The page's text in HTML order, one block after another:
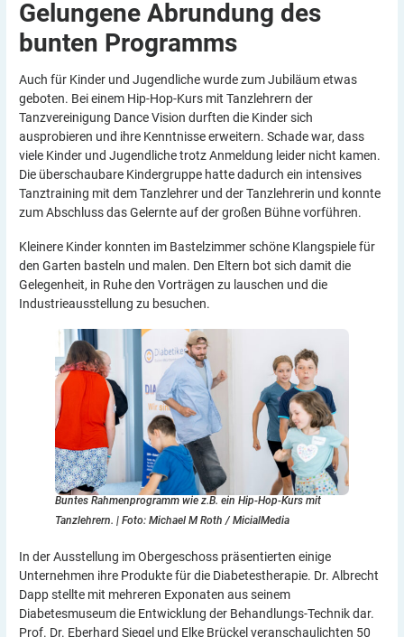
Gelungene Abrundung des
bunten Programms
Auch für Kinder und Jugendliche wurde zum Jubiläum etwas
geboten. Bei einem Hip-Hop-Kurs mit Tanzlehrern der
Tanzvereinigung Dance Vision durften die Kinder sich
ausprobieren und ihre Kenntnisse erweitern. Schade war, dass
viele Kinder und Jugendliche trotz Anmeldung leider nicht kamen.
Die überschaubare Kindergruppe hatte dadurch ein intensives
Tanztraining mit dem Tanzlehrer und der Tanzlehrerin und konnte
zum Abschluss das Gelernte auf der großen Bühne vorführen.
Kleinere Kinder konnten im Bastelzimmer schöne Klangspiele für
den Garten basteln und malen. Den Eltern bot sich damit die
Gelegenheit, in Ruhe den Vorträgen zu lauschen und die
Industrieausstellung zu besuchen.
Buntes Rahmenprogramm wie z.B. ein Hip-Hop-Kurs mit
Tanzlehrern. | Foto: Michael M Roth / MicialMedia
In der Ausstellung im Obergeschoss präsentierten einige
Unternehmen ihre Produkte für die Diabetestherapie. Dr. Albrecht
Dapp stellte mit mehreren Exponaten aus seinem
Diabetesmuseum die Entwicklung der Behandlungs-Technik dar.
Prof. Dr. Eberhard Siegel und Elke Brückel veranschaulichten 50